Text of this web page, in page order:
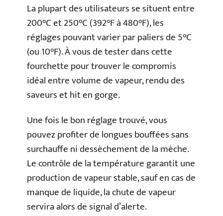
La plupart des utilisateurs se situent entre
200°C et 250°C (392°F à 480°F), les
réglages pouvant varier par paliers de 5°C
(ou 10°F). À vous de tester dans cette
fourchette pour trouver le compromis
idéal entre volume de vapeur, rendu des
saveurs et hit en gorge.
Une fois le bon réglage trouvé, vous
pouvez profiter de longues bouffées sans
surchauffe ni dessèchement de la mèche.
Le contrôle de la température garantit une
production de vapeur stable, sauf en cas de
manque de liquide, la chute de vapeur
servira alors de signal d’alerte.